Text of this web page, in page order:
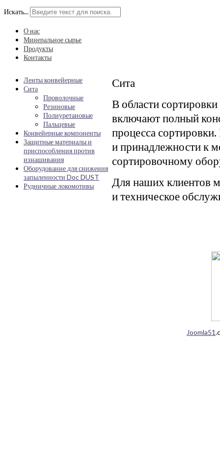
Искать...
О нас
Минеральное сырье
Продукты
Контакты
Ленты конвейерные
Сита
Проволочные
Резиновые
Полиуретановые
Пальцевые
Конвейерные компоненты
Защитные материалы и
приспособления против
изнашивания
Оборудование для снижения
запыленности Doc DUST
Рудничные локомотивы
Сита
В области
включают полный
процесса
и принадлежности к
сортировочному
Для наших клиентов
и техническое
Joomla51